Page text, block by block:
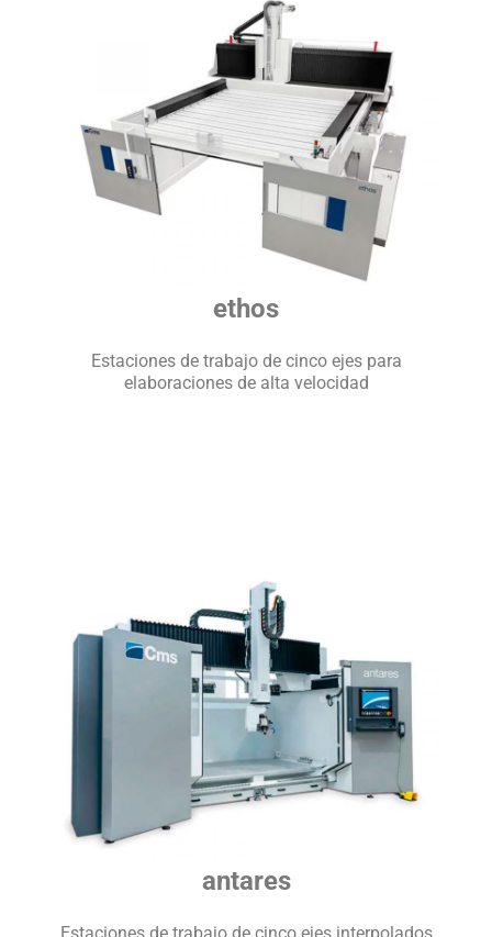
ethos
Estaciones de trabajo de cinco ejes para
elaboraciones de alta velocidad
antares